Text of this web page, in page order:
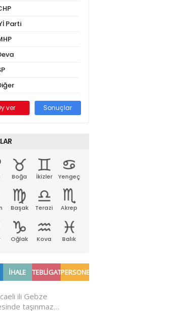
Parti
ver Sonuçlar
Boğa İkizler Yengeç
Başak Terazi Akrep
Oğlak Kova Balık